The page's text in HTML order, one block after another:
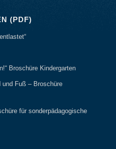
(PDF)
Broschüre Kindergarten
Fuß – Broschüre
für sonderpädagogische